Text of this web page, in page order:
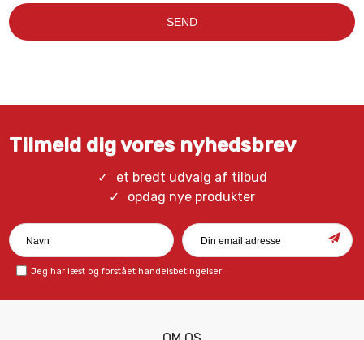
Tilmeld dig vores nyhedsbrev
et bredt udvalg af tilbud
opdag nye produkter
Jeg har læst og forstået handelsbetingelser